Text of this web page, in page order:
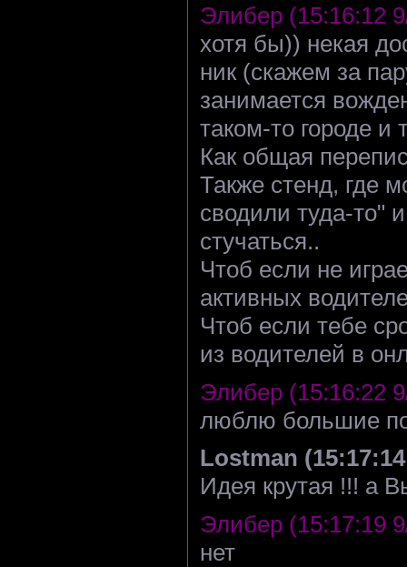
Элибер (15:16:12
хотя бы)) некая
ник (скажем за
занимается
таком-то городе и
Как общая
Также стенд, где
сводили туда-то"
стучаться..
Чтоб если не
активных
Чтоб если тебе
из водителей в
Элибер (15:16:22
люблю большие
Lostman
Идея крутая !!! а
Элибер (15:17:19
нет